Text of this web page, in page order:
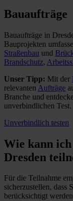
Bauaufträge
Bauaufträge in
Bauprojekten
Straßenbau und
Brandschutz,
Unser Tipp: Mit der
relevanten Aufträge
Branche und
unverbindlichen Test.
Unverbindlich testen
Wie kann
Dresden
Für die Teilnahme
sicherzustellen, dass
berücksichtigt